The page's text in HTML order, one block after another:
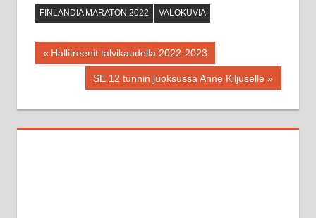
FINLANDIA MARATON 2022 VALOKUVIA
Artikkelien
selaus
Previous
Hallitreenit talvikaudella 2022-2023
Next
SE 12 tunnin juoksussa Anne Kiljuselle